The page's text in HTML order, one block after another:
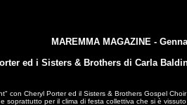
MAREMMA MAGAZINE -
ed i Sisters & Brothers di Carla
con Cheryl Porter ed il Sisters & Brothers Gospel
per il clima di festa collettiva che si è